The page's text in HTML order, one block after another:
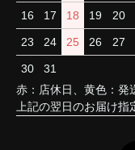
16 17 18 19 20
23 24 25 26 27
30 31
赤：店休日、黄色：発
上記の翌日のお届け指